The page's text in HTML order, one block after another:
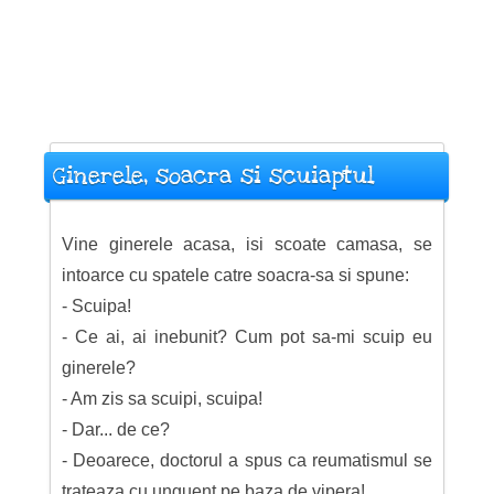
Ginerele, soacra si scuiaptul
Vine ginerele acasa, isi scoate camasa, se
intoarce cu spatele catre soacra-sa si spune:
- Scuipa!
- Ce ai, ai inebunit? Cum pot sa-mi scuip eu
ginerele?
- Am zis sa scuipi, scuipa!
- Dar... de ce?
- Deoarece, doctorul a spus ca reumatismul se